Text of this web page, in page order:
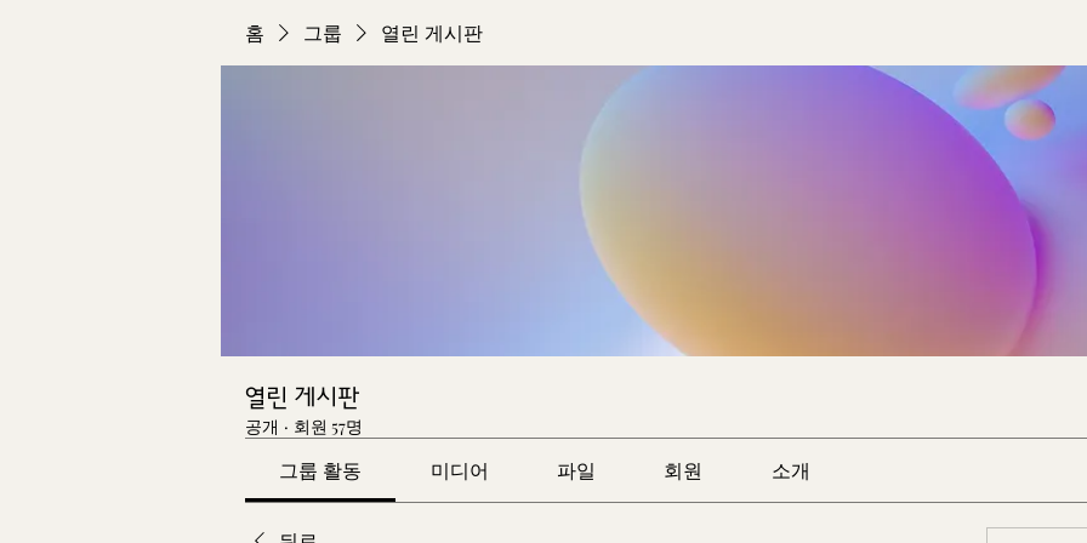
홈 그룹 열린 게시판
열린 게시판
공개 · 회원 57명
그룹 활동 미디어 파일 회원 소개